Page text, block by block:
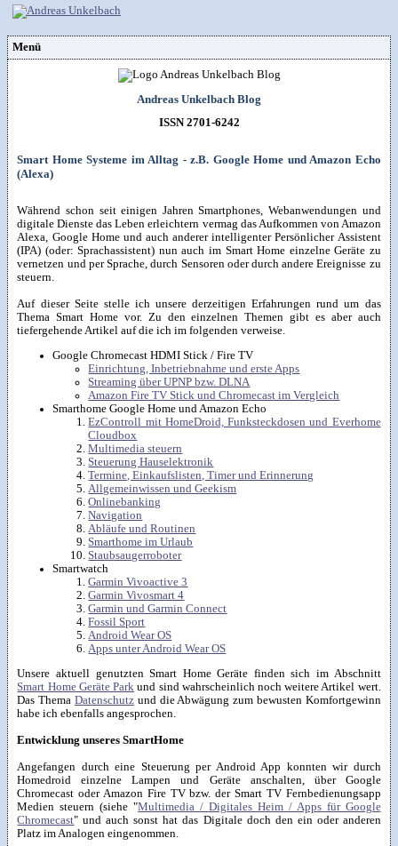
Menü
SAP (354)
Tools (62)
Windows (40)
Artikelsuche 
Webempfehlungen
Buchempfehlungen
Workshop & Seminar
Autorenleben
SmartHome
VG Wort
Weitere Projekte
HTMLing
Danke & Transparenz
Impressum&Datenschutzerklärung
Andreas Unkelbach Blog
ISSN 2701-6242
Smart Home Systeme im Alltag - z.B. Google Home und Amazon Echo
(Alexa)
Während schon seit einigen Jahren Smartphones, Webanwendungen und
digitale Dienste das Leben erleichtern vermag das Aufkommen von Amazon
Alexa, Google Home und auch anderer intelligenter Persönlicher Assistent
(IPA) (oder: Sprachassistent) nun auch im Smart Home einzelne Geräte zu
vernetzen und per Sprache, durch Sensoren oder durch andere Ereignisse zu
steuern.
Auf dieser Seite stelle ich unsere derzeitigen Erfahrungen rund um das
Thema Smart Home vor. Zu den einzelnen Themen gibt es aber auch
tiefergehende Artikel auf die ich im folgenden verweise.
Google Chromecast HDMI Stick / Fire TV
Einrichtung, Inbetriebnahme und erste Apps
Streaming über UPNP bzw. DLNA
Amazon Fire TV Stick und Chromecast im Vergleich
Smarthome Google Home und Amazon Echo
EzControll mit HomeDroid, Funksteckdosen und Everhome
Cloudbox
Multimedia steuern
Steuerung Hauselektronik
Termine, Einkaufslisten, Timer und Erinnerung
Allgemeinwissen und Geekism
Onlinebanking
Navigation
Abläufe und Routinen
Smarthome im Urlaub
Staubsaugerroboter
Smartwatch
Garmin Vivoactive 3
Garmin Vivosmart 4
Garmin und Garmin Connect
Fossil Sport
Android Wear OS
Apps unter Android Wear OS
Unsere aktuell genutzten Smart Home Geräte finden sich im Abschnitt
Smart Home Geräte Park und sind wahrscheinlich noch weitere Artikel wert.
Das Thema Datenschutz und die Abwägung zum bewusten Komfortgewinn
habe ich ebenfalls angesprochen.
Entwicklung unseres SmartHome
Angefangen durch eine Steuerung per Android App konnten wir durch
Homedroid einzelne Lampen und Geräte anschalten, über Google
Chromecast oder Amazon Fire TV bzw. der Smart TV Fernbedienungsapp
Medien steuern (siehe "Multimedia / Digitales Heim / Apps für Google
Chromecast" und auch sonst hat das Digitale doch den ein oder anderen
Platz im Analogen eingenommen.